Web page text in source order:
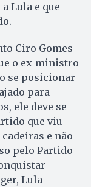
Lula e que
Ciro Gomes
o ex-ministro
se posicionar
para
ele deve se
que viu
e não
pelo Partido
Lula